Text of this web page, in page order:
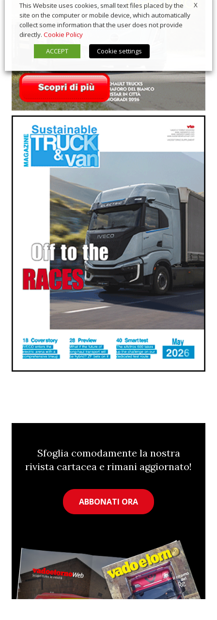
Sfoglia comodamente la nostra
rivista cartacea e rimani aggiornato!
ABBONATI ORA
X
This Website uses cookies, small text files placed by the
site on the computer or mobile device, which automatically
collect some information that the user does not provide
directly. Cookie Policy
ACCEPT
Cookie settings